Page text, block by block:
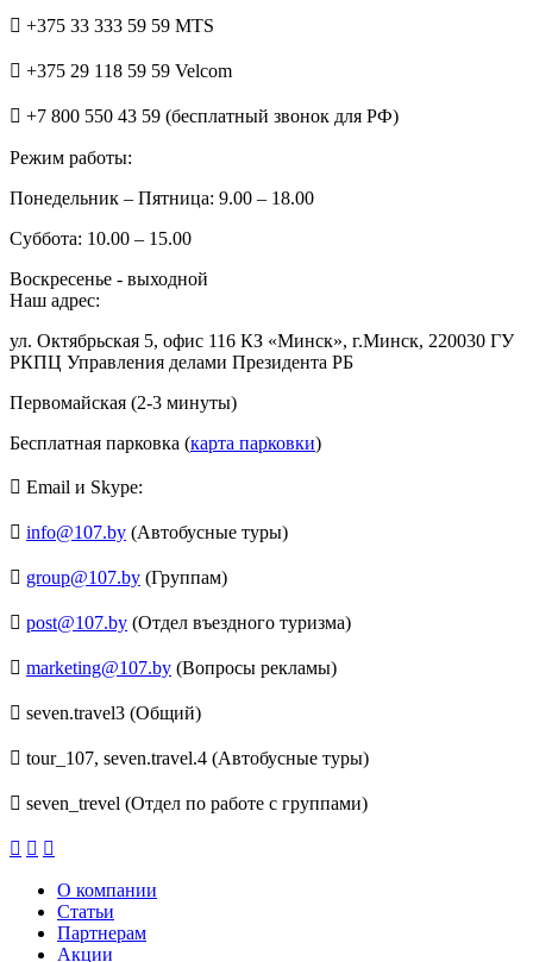
+375 33 333 59 59 MTS
+375 29 118 59 59 Velcom
+7 800 550 43 59 (бесплатный звонок для РФ)
Режим работы:
Понедельник – Пятница: 9.00 – 18.00
Суббота: 10.00 – 15.00
Воскресенье - выходной
Наш адрес:
ул. Октябрьская 5, офис 116 КЗ «Минск», г.Минск, 220030 ГУ
РКПЦ Управления делами Президента РБ
Первомайская (2-3 минуты)
Бесплатная парковка (карта парковки)
Email и Skype:
info@107.by (Автобусные туры)
group@107.by (Группам)
post@107.by (Отдел въездного туризма)
marketing@107.by (Вопросы рекламы)
seven.travel3 (Общий)
tour_107, seven.travel.4 (Автобусные туры)
seven_trevel (Отдел по работе с группами)
О компании
Статьи
Партнерам
Акции